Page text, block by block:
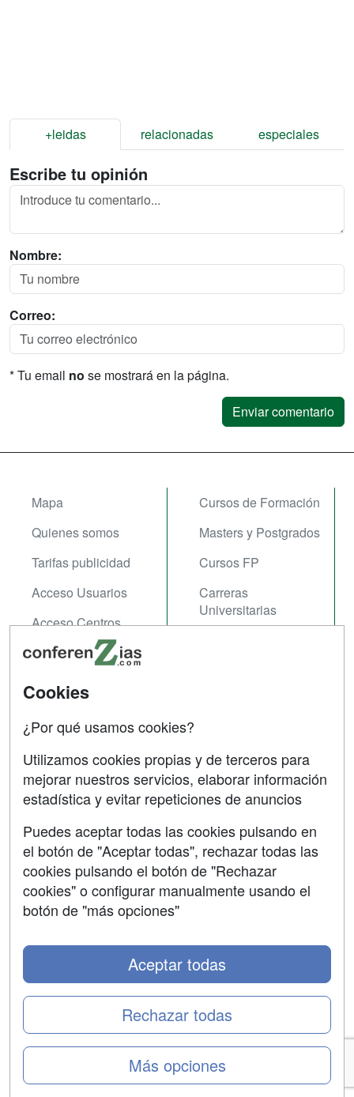
+leidas relacionadas especiales
Escribe tu opinión
Nombre:
Correo:
* Tu email no se mostrará en la página.
Mapa
Quienes somos
Tarifas publicidad
Acceso Usuarios
Acceso Centros
Cursos de Formación
Masters y Postgrados
Cursos FP
Carreras
Universitarias
Contactar
Copyleft
Grupo formazion:
Copyright 2000-2026 Formazion Web, S.L. - Calle
Fermín Caballero, 62 - 28034 Madrid Tel: 91 533 70 78
Cookies
¿Por qué usamos cookies?
Utilizamos cookies propias y de terceros para
mejorar nuestros servicios, elaborar información
estadística y evitar repeticiones de anuncios
Puedes aceptar todas las cookies pulsando en
el botón de "Aceptar todas", rechazar todas las
cookies pulsando el botón de "Rechazar
cookies" o configurar manualmente usando el
botón de "más opciones"
Más opciones
Rechazar todas
Aceptar todas